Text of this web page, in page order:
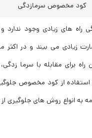
کود مخصوص سرمازدگی
راه های زیادی وجود ندارد
زیادی می بیند و در اکثر
راه برای مقابله با سرما
استفاده از کود مخصوص
به انواع روش های جلوگیری